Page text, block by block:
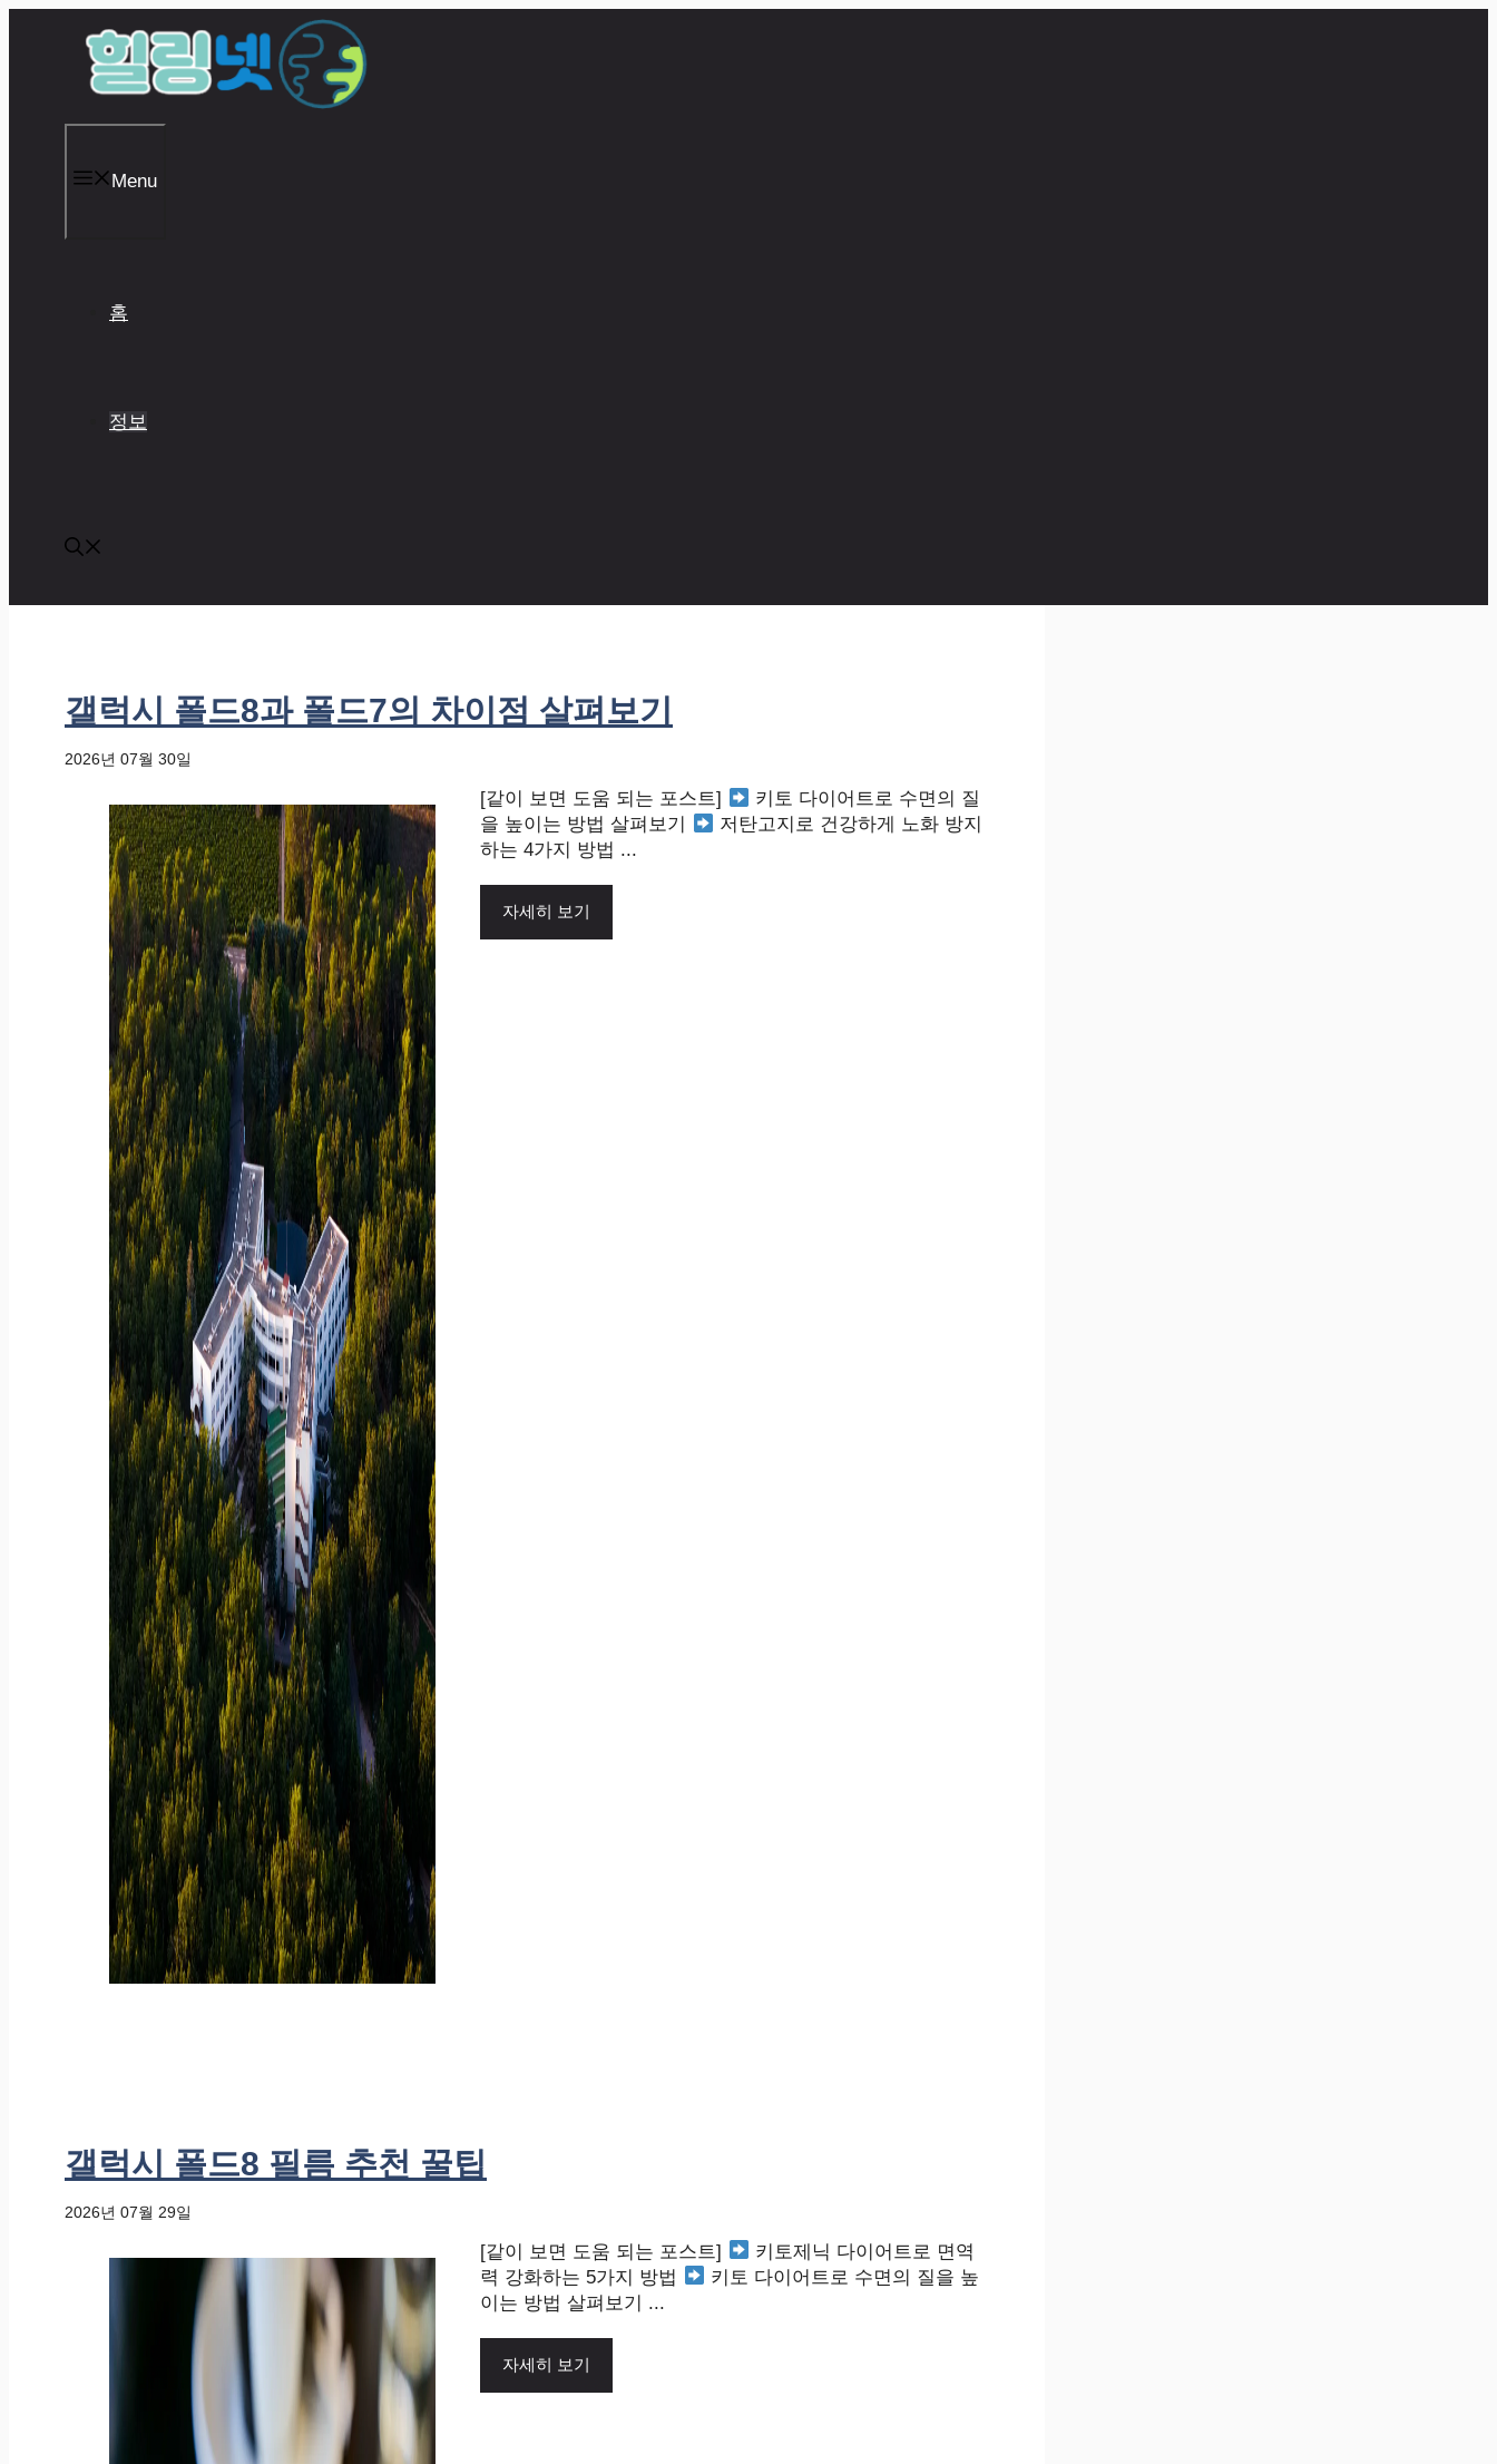
Menu
홈
정보
갤럭시 폴드8과 폴드7의 차이점 살펴보기
2026년 07월 30일
[같이 보면 도움 되는 포스트]
키토 다이어트로 수면의 질
을 높이는 방법 살펴보기
저탄고지로 건강하게 노화 방지
하는 4가지 방법 ...
자세히 보기
갤럭시 폴드8 필름 추천 꿀팁
2026년 07월 29일
[같이 보면 도움 되는 포스트]
키토제닉 다이어트로 면역
력 강화하는 5가지 방법
키토 다이어트로 수면의 질을 높
이는 방법 살펴보기 ...
자세히 보기